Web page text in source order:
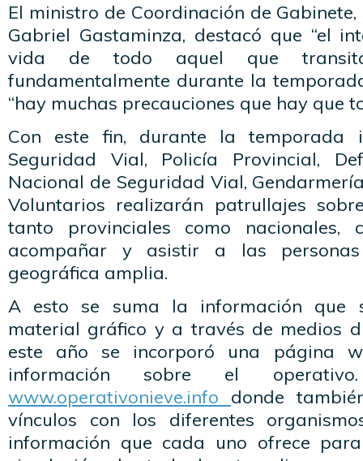
El ministro de Coordinación de
Gabriel Gastaminza, destacó que “el
vida de todo aquel que
fundamentalmente durante la
“hay muchas precauciones que hay que
Con este fin, durante la temporada
Seguridad Vial, Policía Provincial,
Nacional de Seguridad Vial,
Voluntarios realizarán patrullajes
tanto provinciales como nacionales,
acompañar y asistir a las
geográfica amplia.
A esto se suma la información que
material gráfico y a través de medios
este año se incorporó una página
información sobre el
www.operativonieve.info donde
vínculos con los diferentes
información que cada uno ofrece